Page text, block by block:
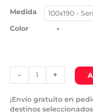
Medida
Color
- +
¡Envío gratuito en
destinos